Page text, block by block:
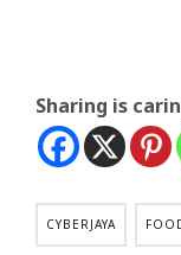
Sharing is
CYBERJAYA